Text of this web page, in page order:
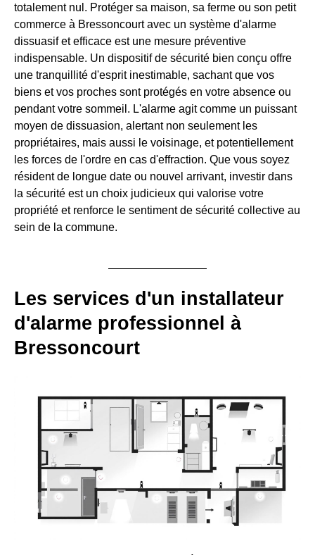
totalement nul. Protéger sa maison, sa ferme ou son petit
commerce à Bressoncourt avec un système d'alarme
dissuasif et efficace est une mesure préventive
indispensable. Un dispositif de sécurité bien conçu offre
une tranquillité d'esprit inestimable, sachant que vos
biens et vos proches sont protégés en votre absence ou
pendant votre sommeil. L'alarme agit comme un puissant
moyen de dissuasion, alertant non seulement les
propriétaires, mais aussi le voisinage, et potentiellement
les forces de l'ordre en cas d'effraction. Que vous soyez
résident de longue date ou nouvel arrivant, investir dans
la sécurité est un choix judicieux qui valorise votre
propriété et renforce le sentiment de sécurité collective au
sein de la commune.
Les services d'un installateur
d'alarme professionnel à
Bressoncourt